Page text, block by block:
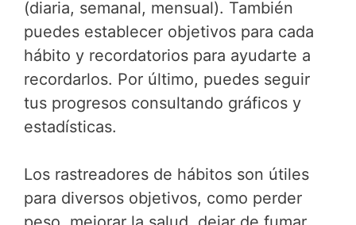
(diaria, semanal, mensual). También
puedes establecer objetivos para cada
hábito y recordatorios para ayudarte a
recordarlos. Por último, puedes seguir
tus progresos consultando gráficos y
estadísticas.
Los rastreadores de hábitos son útiles
para diversos objetivos, como perder